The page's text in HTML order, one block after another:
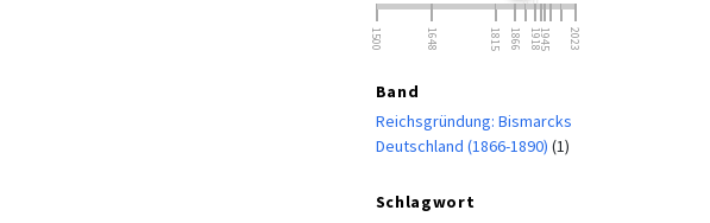
1500 1648 1815 1866 19181945 2023
Band
Reichsgründung: Bismarcks
Deutschland (1866-1890) (1)
Schlagwort